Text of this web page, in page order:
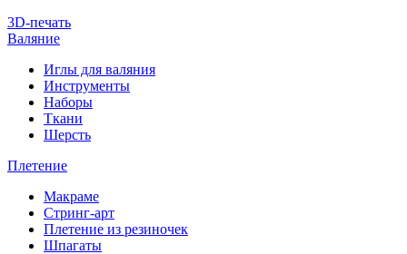
3D-печать
Валяние
Иглы для валяния
Инструменты
Наборы
Ткани
Шерсть
Плетение
Макраме
Стринг-арт
Плетение из резиночек
Шпагаты